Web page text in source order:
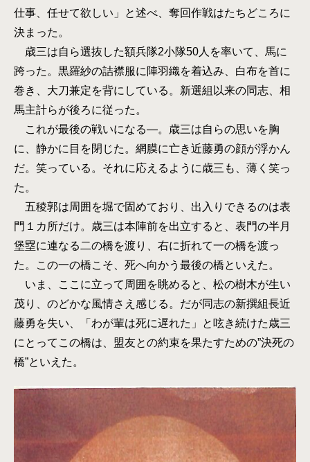
仕事、任せて欲しい」と述べ、奪回作戦はたちどころに
決まった。
歳三は自ら選抜した額兵隊2小隊50人を率いて、馬に
跨った。黒羅紗の詰襟服に陣羽織を着込み、白布を首に
巻き、大刀兼定を背にしている。新選組以来の同志、相
馬主計らが後ろに従った。
これが最後の戦いになる―。歳三は自らの思いを胸
に、静かに目を閉じた。網膜に亡き近藤勇の顔が浮かん
だ。笑っている。それに応えるように歳三も、薄く笑っ
た。
五稜郭は周囲を堀で固めており、出入りできるのは表
門１カ所だけ。歳三は本陣前を出立すると、表門の半月
堡塁に連なる二の橋を渡り、右に折れて一の橋を渡っ
た。この一の橋こそ、死へ向かう最後の橋といえた。
いま、ここに立って周囲を眺めると、松の樹木が生い
茂り、のどかな風情さえ感じる。だが同志の新撰組長近
藤勇を失い、「わが輩は死に遅れた」と呟き続けた歳三
にとってこの橋は、盟友との約束を果たすための”決死の
橋”といえた。